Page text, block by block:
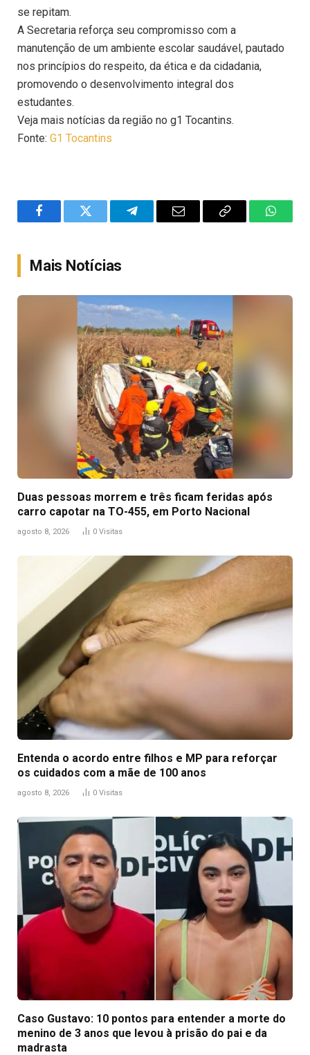
se repitam.
A Secretaria reforça seu compromisso com a
manutenção de um ambiente escolar saudável, pautado
nos princípios do respeito, da ética e da cidadania,
promovendo o desenvolvimento integral dos
estudantes.
Veja mais notícias da região no g1 Tocantins.
Fonte: G1 Tocantins
FacebookTwitter TelegramEmail
Copy
Mais Notícias
Duas pessoas morrem e três ficam feridas após
carro capotar na TO-455, em Porto Nacional
agosto 8, 2026 0 Visitas
Entenda o acordo entre filhos e MP para reforçar
os cuidados com a mãe de 100 anos
agosto 8, 2026 0 Visitas
Caso Gustavo: 10 pontos para entender a morte do
menino de 3 anos que levou à prisão do pai e da
madrasta